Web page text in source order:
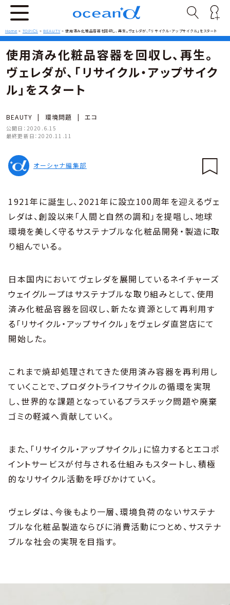
Home > TOPICS >BEAUTY>使用済み化粧品容器を回収し、再生。ヴェレダが、「リサイクル・アップサイクル」をスタート
使用済み化粧品容器を回収し、再生。
ヴェレダが、「リサイクル・アップサイク
ル」をスタート
BEAUTY | 環境問題 | エコ
公開日： 2020.6.15
最終更新日： 2020.11.11
オーシャナ編集部
1921年に誕生し、2021年に設立100周年を迎えるヴェ
レダは、創設以来「人間と自然の調和」を提唱し、地球
環境を美しく守るサステナブルな化粧品開発・製造に取
り組んでいる。
日本国内においてヴェレダを展開しているネイチャーズ
ウェイグループはサステナブルな取り組みとして、使用
済み化粧品容器を回収し、新たな資源として再利用す
る「リサイクル・アップサイクル」をヴェレダ直営店にて
開始した。
これまで焼却処理されてきた使用済み容器を再利用し
ていくことで、プロダクトライフサイクルの循環を実現
し、世界的な課題となっているプラスチック問題や廃棄
ゴミの軽減へ貢献していく。
また、「リサイクル・アップサイクル」に協力するとエコポ
イントサービスが付与される仕組みもスタートし、積極
的なリサイクル活動を呼びかけていく。
ヴェレダは、今後もより一層、環境負荷のないサステナ
ブルな化粧品製造ならびに消費活動につとめ、サステナ
ブルな社会の実現を目指す。